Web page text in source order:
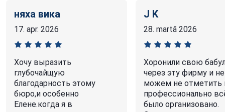
няха вика
17. apr. 2026
Хочу выразить
глубочайщую
благодарность этому
бюро,и особенно
Елене.когда я в
J K
28. martā 2026
Хоронили свою
через эту фирму и не
можем не отметить
профессионально
было организовано.